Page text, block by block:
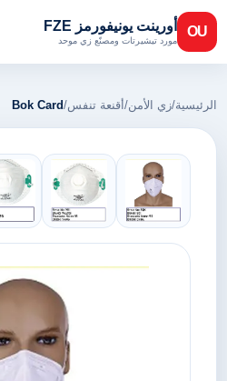
OU أورينت يونيفورمز FZE
مورد تيشيرتات ومصنّع زي موحد
الرئيسية/زي الأمن/أقنعة تنفس/
Bok Card